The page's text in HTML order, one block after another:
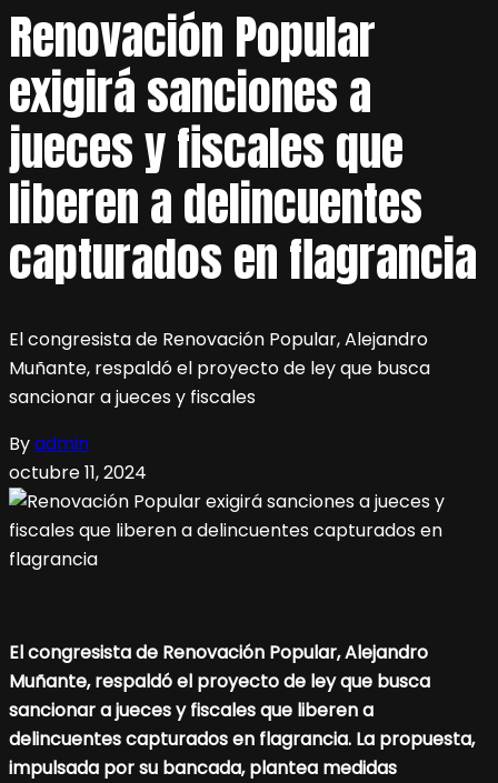
Renovación Popular
exigirá sanciones a
jueces y fiscales que
liberen a delincuentes
capturados en flagrancia
El congresista de Renovación Popular, Alejandro
Muñante, respaldó el proyecto de ley que busca
sancionar a jueces y fiscales
Byadmin
octubre 11, 2024
El congresista de Renovación Popular, Alejandro
Muñante, respaldó el proyecto de ley que busca
sancionar a jueces y fiscales que liberen a
delincuentes capturados en flagrancia. La propuesta,
impulsada por su bancada, plantea medidas